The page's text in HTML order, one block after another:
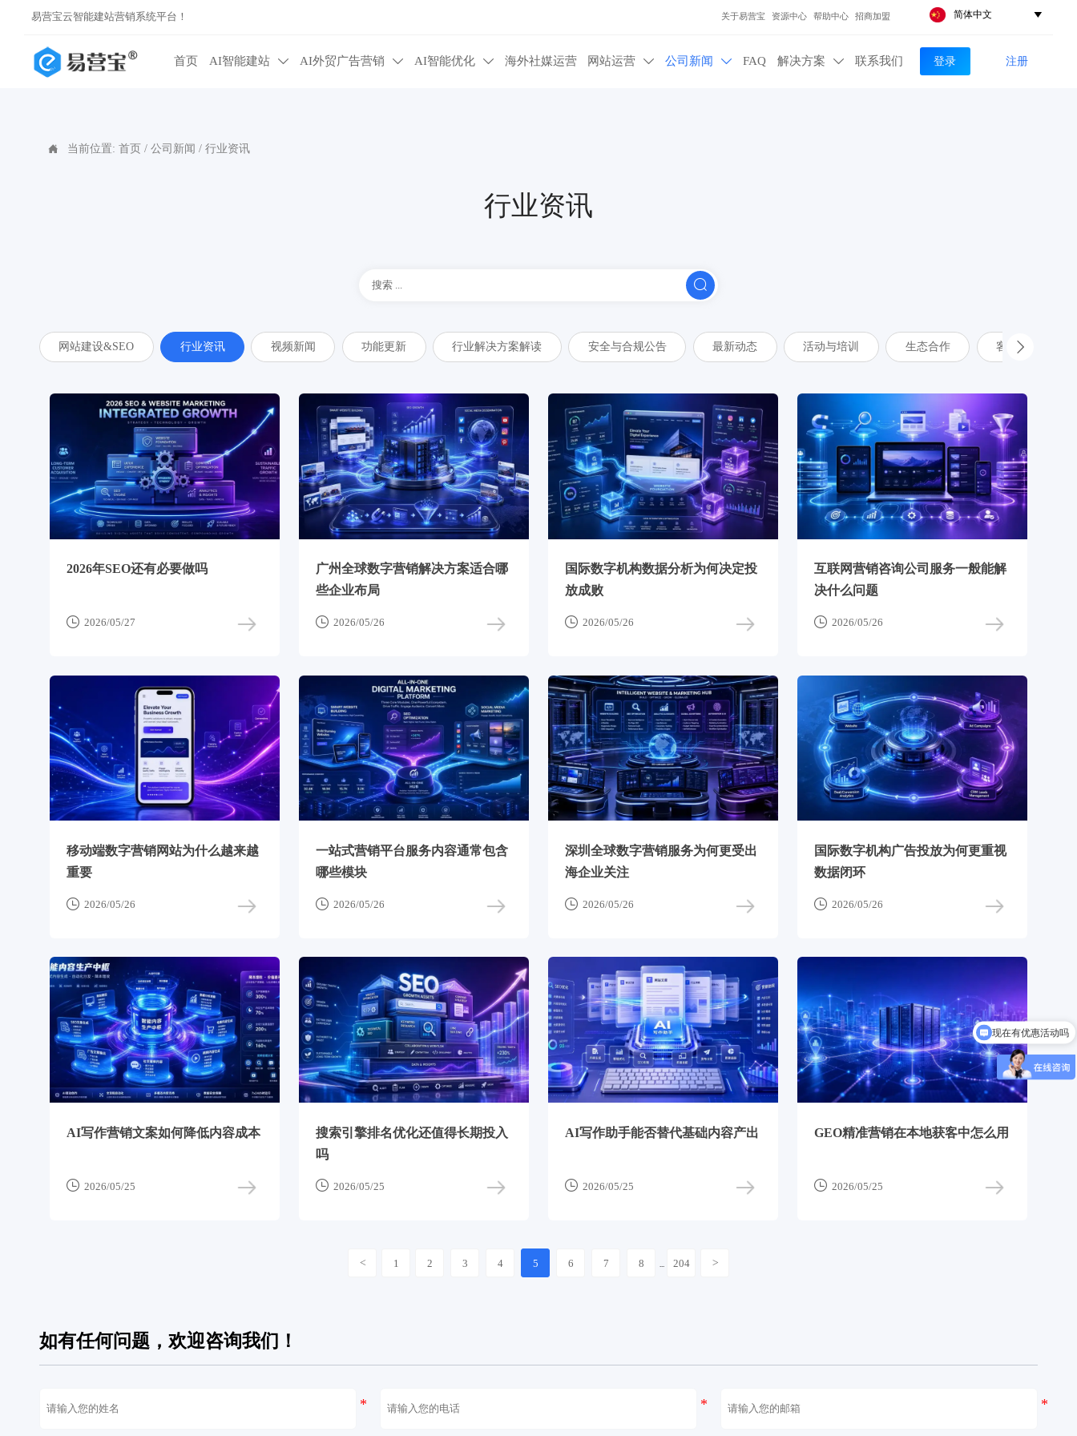
易营宝云智能建站营销系统平台！ 关于易营宝 资源中心 帮助中心 招商加盟 简体中文 
首页 AI智能建站  AI外贸广告营销  AI智能优化  海外社媒运营 网站运营  公司新闻  FAQ 解决方案  联系我们 登录 注册
 当前位置: 首页/ 公司新闻 / 行业资讯
行业资讯

网站建设&SEO 行业资讯 视频新闻 功能更新 行业解决方案解读 安全与合规公告 最新动态 活动与培训 生态合作 客户案例

2026年SEO还有必要做吗
 2026/05/27
广州全球数字营销解决方案适合哪
些企业布局
 2026/05/26
国际数字机构数据分析为何决定投
放成败
 2026/05/26
互联网营销咨询公司服务一般能解
决什么问题
 2026/05/26
移动端数字营销网站为什么越来越
重要
 2026/05/26
一站式营销平台服务内容通常包含
哪些模块
 2026/05/26
深圳全球数字营销服务为何更受出
海企业关注
 2026/05/26
国际数字机构广告投放为何更重视
数据闭环
 2026/05/26
AI写作营销文案如何降低内容成本
 2026/05/25
搜索引擎排名优化还值得长期投入
吗
 2026/05/25
AI写作助手能否替代基础内容产出
 2026/05/25
GEO精准营销在本地获客中怎么用
 2026/05/25
< 1 2 3 4 5 6 7 8 ... 204 >
如有任何问题，欢迎咨询我们！
现在有优惠活动吗